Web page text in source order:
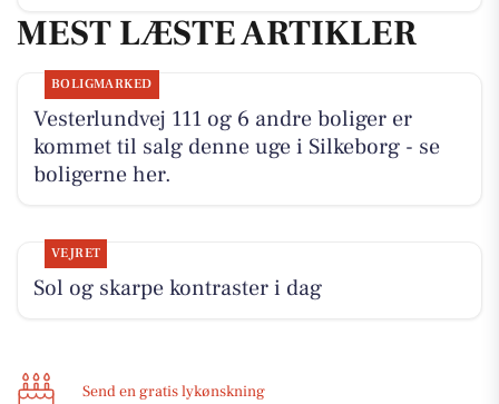
MEST LÆSTE ARTIKLER
BOLIGMARKED
Vesterlundvej 111 og 6 andre boliger er
kommet til salg denne uge i Silkeborg - se
boligerne her.
VEJRET
Sol og skarpe kontraster i dag
Send en gratis lykønskning